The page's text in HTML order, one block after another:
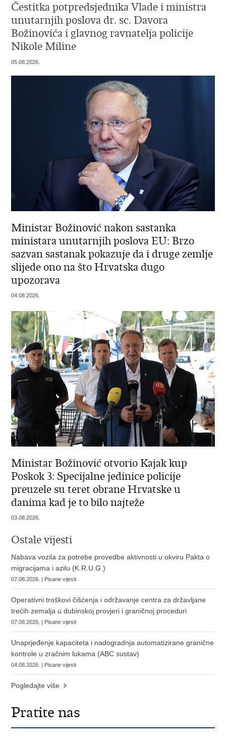
Čestitka potpredsjednika Vlade i ministra
unutarnjih poslova dr. sc. Davora
Božinovića i glavnog ravnatelja policije
Nikole Miline
05.08.2026.
Ministar Božinović nakon sastanka
ministara unutarnjih poslova EU: Brzo
sazvan sastanak pokazuje da i druge zemlje
slijede ono na što Hrvatska dugo
upozorava
04.08.2026.
Ministar Božinović otvorio Kajak kup
Poskok 3: Specijalne jedinice policije
preuzele su teret obrane Hrvatske u
danima kad je to bilo najteže
03.08.2026.
Ostale vijesti
Nabava vozila za potrebe provedbe aktivnosti u okviru Pakta o
migracijama i azilu (K.R.U.G.)
07.08.2026. | Pisane vijesti
Operativni troškovi čišćenja i održavanje centra za državljane
trećih zemalja u dubinskoj provjeri i graničnoj proceduri
07.08.2026. | Pisane vijesti
Unaprjeđenje kapaciteta i nadogradnja automatizirane granične
kontrole u zračnim lukama (ABC sustav)
04.08.2026. | Pisane vijesti
Pogledajte više
Pratite nas